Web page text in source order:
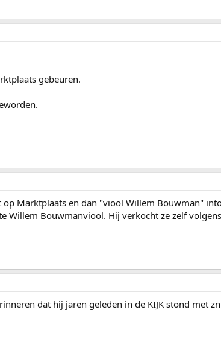
gebeuren.
Marktplaats en dan "viool Willem Bouwman"
Willem Bouwmanviool. Hij verkocht ze zelf
dat hij jaren geleden in de KIJK stond met